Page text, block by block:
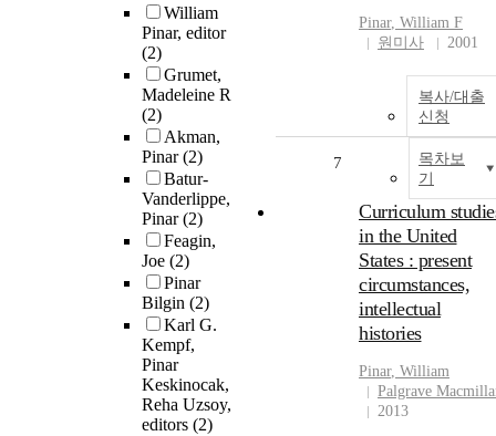
William
Pinar, editor
(2)
Grumet,
Madeleine R
(2)
Akman,
Pinar(2)
Batur-
Vanderlippe,
Pinar(2)
Feagin,
Joe (2)
Pinar
Bilgin (2)
Karl G.
Kempf,
Pinar
Keskinocak,
Reha Uzsoy,
editors (2)
Pinar, William F
원미사
2001
복사/대출
신청
목차보
기
7
Curriculum
in the United
States : present
circumstances,
intellectual
histories
Pinar, William
Palgrave
2013